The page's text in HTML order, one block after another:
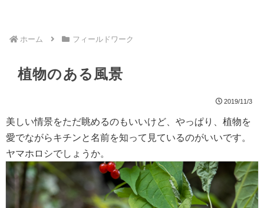
ホーム フィールドワーク
植物のある風景
2019/11/3
美しい情景をただ眺めるのもいいけど、やっぱり、植物を
愛でながらキチンと名前を知って見ているのがいいです。
ヤマホロシでしょうか。